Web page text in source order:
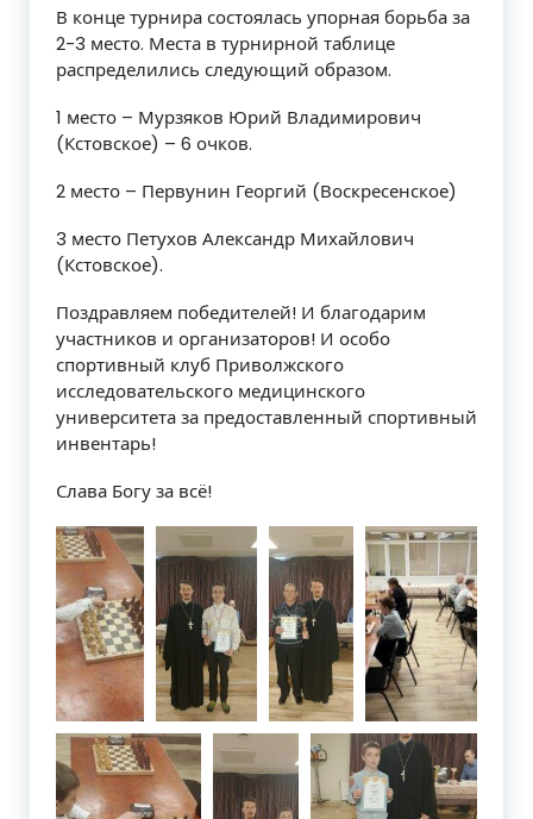
В конце турнира состоялась упорная борьба за
2-3 место. Места в турнирной таблице
распределились следующий образом.
1 место – Мурзяков Юрий Владимирович
(Кстовское) – 6 очков.
2 место – Первунин Георгий (Воскресенское)
3 место Петухов Александр Михайлович
(Кстовское).
Поздравляем победителей! И благодарим
участников и организаторов! И особо
спортивный клуб Приволжского
исследовательского медицинского
университета за предоставленный спортивный
инвентарь!
Слава Богу за всё!